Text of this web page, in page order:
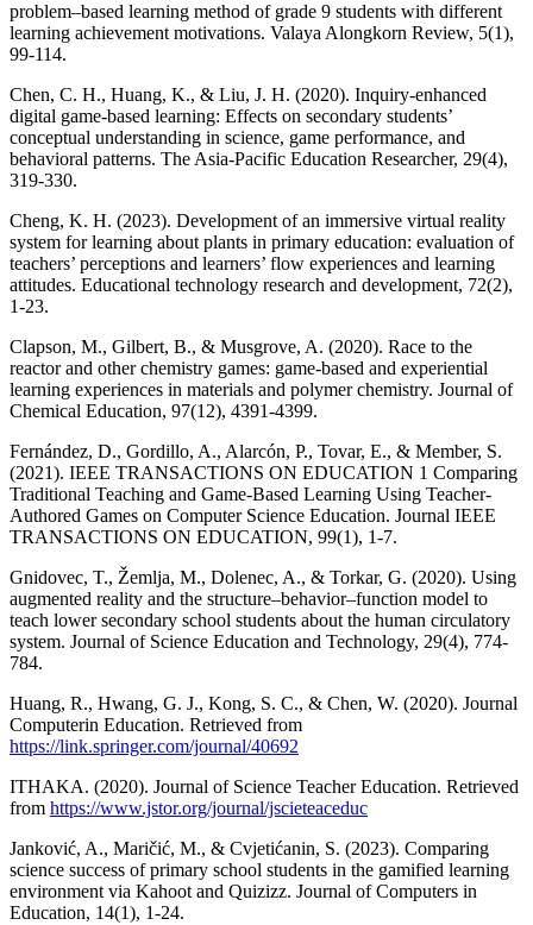
problem–based learning method of grade 9 students with different
learning achievement motivations. Valaya Alongkorn Review, 5(1),
99-114.
Chen, C. H., Huang, K., & Liu, J. H. (2020). Inquiry-enhanced
digital game-based learning: Effects on secondary students’
conceptual understanding in science, game performance, and
behavioral patterns. The Asia-Pacific Education Researcher, 29(4),
319-330.
Cheng, K. H. (2023). Development of an immersive virtual reality
system for learning about plants in primary education: evaluation of
teachers’ perceptions and learners’ flow experiences and learning
attitudes. Educational technology research and development, 72(2),
1-23.
Clapson, M., Gilbert, B., & Musgrove, A. (2020). Race to the
reactor and other chemistry games: game-based and experiential
learning experiences in materials and polymer chemistry. Journal of
Chemical Education, 97(12), 4391-4399.
Fernández, D., Gordillo, A., Alarcón, P., Tovar, E., & Member, S.
(2021). IEEE TRANSACTIONS ON EDUCATION 1 Comparing
Traditional Teaching and Game-Based Learning Using Teacher-
Authored Games on Computer Science Education. Journal IEEE
TRANSACTIONS ON EDUCATION, 99(1), 1-7.
Gnidovec, T., Žemlja, M., Dolenec, A., & Torkar, G. (2020). Using
augmented reality and the structure–behavior–function model to
teach lower secondary school students about the human circulatory
system. Journal of Science Education and Technology, 29(4), 774-
784.
Huang, R., Hwang, G. J., Kong, S. C., & Chen, W. (2020). Journal
Computerin Education. Retrieved from
https://link.springer.com/journal/40692
ITHAKA. (2020). Journal of Science Teacher Education. Retrieved
from https://www.jstor.org/journal/jscieteaceduc
Janković, A., Maričić, M., & Cvjetićanin, S. (2023). Comparing
science success of primary school students in the gamified learning
environment via Kahoot and Quizizz. Journal of Computers in
Education, 14(1), 1-24.